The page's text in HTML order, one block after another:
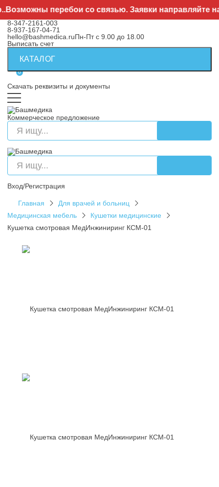
перебои со связью. Заявки направляйте на
8-347-2161-003
8-937-167-04-71
hello@bashmedica.ruПн-Пт с 9.00 до 18.00
Выписать счет
КАТАЛОГ
0
Скачать реквизиты и документы
Коммерческое предложение
Вход/Регистрация
Главная
Для врачей и больниц
Медицинская мебель
Кушетки медицинские
Кушетка смотровая МедИнжиниринг КСМ-01